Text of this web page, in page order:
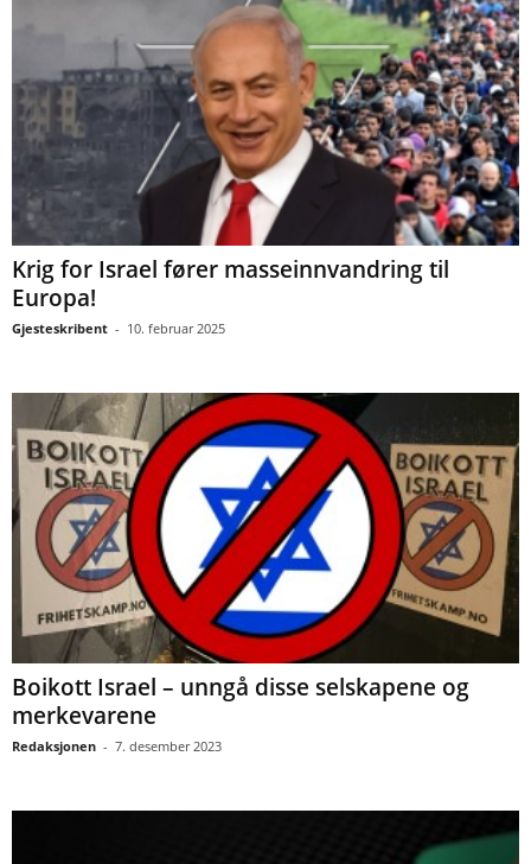
Krig for Israel fører masseinnvandring til
Europa!
Gjesteskribent - 10. februar 2025
Boikott Israel – unngå disse selskapene og
merkevarene
Redaksjonen - 7. desember 2023